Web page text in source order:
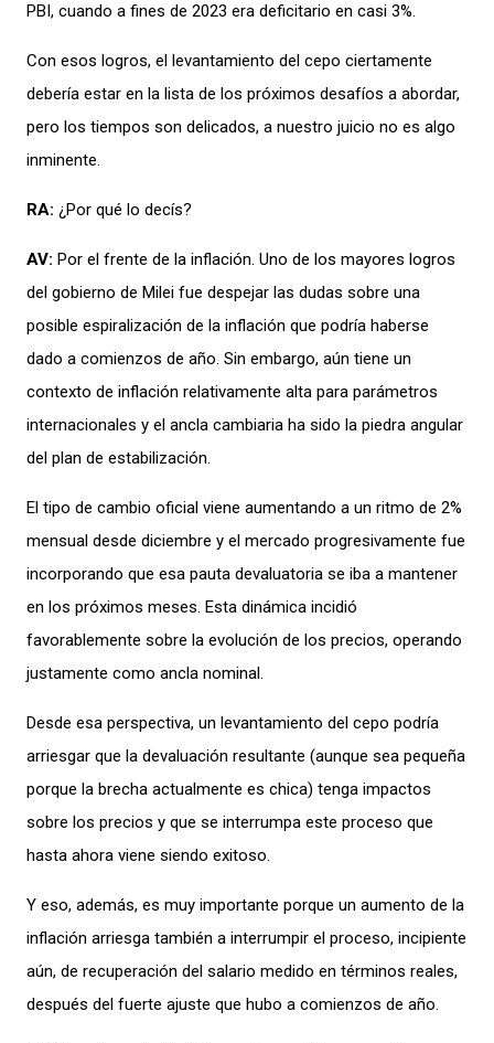
PBI, cuando a fines de 2023 era deficitario en casi 3%.
Con esos logros, el levantamiento del cepo ciertamente
debería estar en la lista de los próximos desafíos a abordar,
pero los tiempos son delicados, a nuestro juicio no es algo
inminente.
RA: ¿Por qué lo decís?
AV: Por el frente de la inflación. Uno de los mayores logros
del gobierno de Milei fue despejar las dudas sobre una
posible espiralización de la inflación que podría haberse
dado a comienzos de año. Sin embargo, aún tiene un
contexto de inflación relativamente alta para parámetros
internacionales y el ancla cambiaria ha sido la piedra angular
del plan de estabilización.
El tipo de cambio oficial viene aumentando a un ritmo de 2%
mensual desde diciembre y el mercado progresivamente fue
incorporando que esa pauta devaluatoria se iba a mantener
en los próximos meses. Esta dinámica incidió
favorablemente sobre la evolución de los precios, operando
justamente como ancla nominal.
Desde esa perspectiva, un levantamiento del cepo podría
arriesgar que la devaluación resultante (aunque sea pequeña
porque la brecha actualmente es chica) tenga impactos
sobre los precios y que se interrumpa este proceso que
hasta ahora viene siendo exitoso.
Y eso, además, es muy importante porque un aumento de la
inflación arriesga también a interrumpir el proceso, incipiente
aún, de recuperación del salario medido en términos reales,
después del fuerte ajuste que hubo a comienzos de año.